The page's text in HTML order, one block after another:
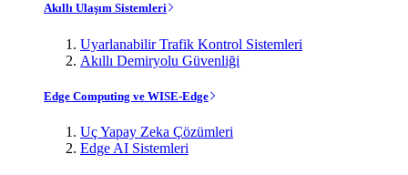
Akıllı Ulaşım Sistemleri
Uyarlanabilir Trafik Kontrol Sistemleri
Akıllı Demiryolu Güvenliği
Edge Computing ve WISE-Edge
Uç Yapay Zeka Çözümleri
Edge AI Sistemleri